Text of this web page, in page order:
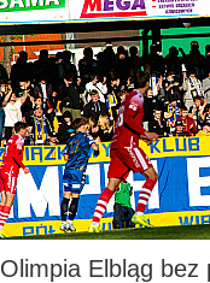
Olimpia Elbląg